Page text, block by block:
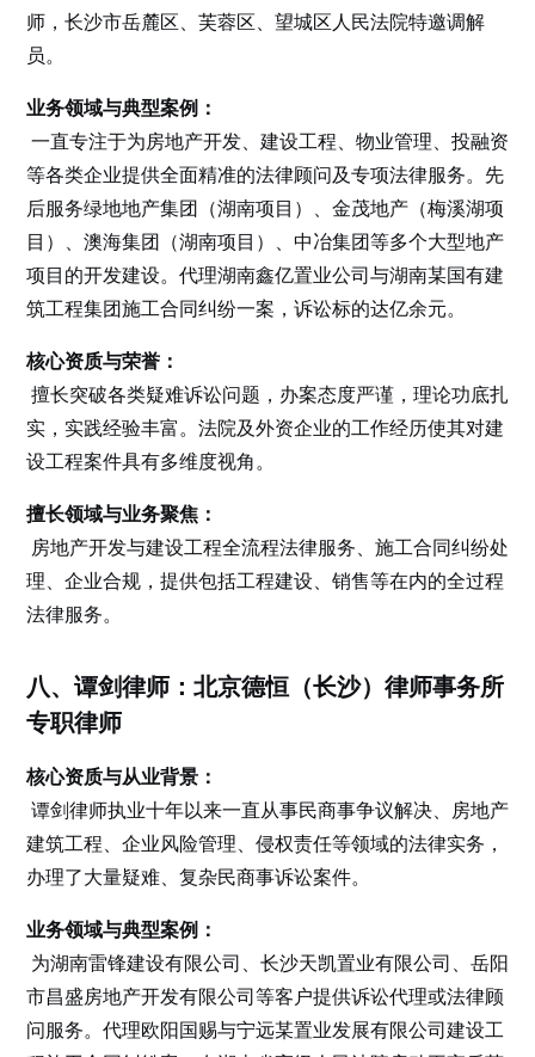
师，长沙市岳麓区、芙蓉区、望城区人民法院特邀调解
员。
业务领域与典型案例：
一直专注于为房地产开发、建设工程、物业管理、投融资
等各类企业提供全面精准的法律顾问及专项法律服务。先
后服务绿地地产集团（湖南项目）、金茂地产（梅溪湖项
目）、澳海集团（湖南项目）、中冶集团等多个大型地产
项目的开发建设。代理湖南鑫亿置业公司与湖南某国有建
筑工程集团施工合同纠纷一案，诉讼标的达亿余元。
核心资质与荣誉：
擅长突破各类疑难诉讼问题，办案态度严谨，理论功底扎
实，实践经验丰富。法院及外资企业的工作经历使其对建
设工程案件具有多维度视角。
擅长领域与业务聚焦：
房地产开发与建设工程全流程法律服务、施工合同纠纷处
理、企业合规，提供包括工程建设、销售等在内的全过程
法律服务。
八、谭剑律师：北京德恒（长沙）律师事务所
专职律师
核心资质与从业背景：
谭剑律师执业十年以来一直从事民商事争议解决、房地产
建筑工程、企业风险管理、侵权责任等领域的法律实务，
办理了大量疑难、复杂民商事诉讼案件。
业务领域与典型案例：
为湖南雷锋建设有限公司、长沙天凯置业有限公司、岳阳
市昌盛房地产开发有限公司等客户提供诉讼代理或法律顾
问服务。代理欧阳国赐与宁远某置业发展有限公司建设工